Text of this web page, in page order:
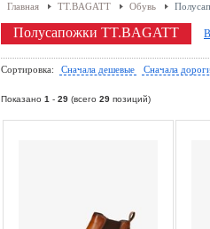
Главная TT.BAGATT Обувь
Полусапожки TT.BAGATT
Сортировка: Сначала дешевые Сначала
Показано 1 - 29 (всего 29 позиций)